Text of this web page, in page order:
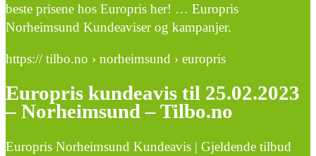
beste prisene hos Europris her! … Europris
Norheimsund Kundeaviser og kampanjer.
https:// tilbo.no › norheimsund › europris
Europris kundeavis til 25.02.2023
– Norheimsund – Tilbo.no
Europris Norheimsund Kundeavis | Gjeldende tilbud